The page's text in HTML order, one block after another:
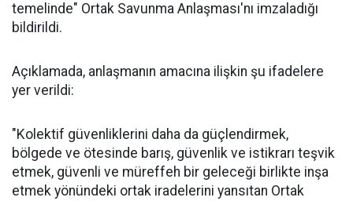
temelinde" Ortak Savunma Anlaşması'nı imzaladığı
bildirildi.
Açıklamada, anlaşmanın amacına ilişkin şu ifadelere
yer verildi:
"Kolektif güvenliklerini daha da güçlendirmek,
bölgede ve ötesinde barış, güvenlik ve istikrarı teşvik
etmek, güvenli ve müreffeh bir geleceği birlikte inşa
etmek yönündeki ortak iradelerini yansıtan Ortak